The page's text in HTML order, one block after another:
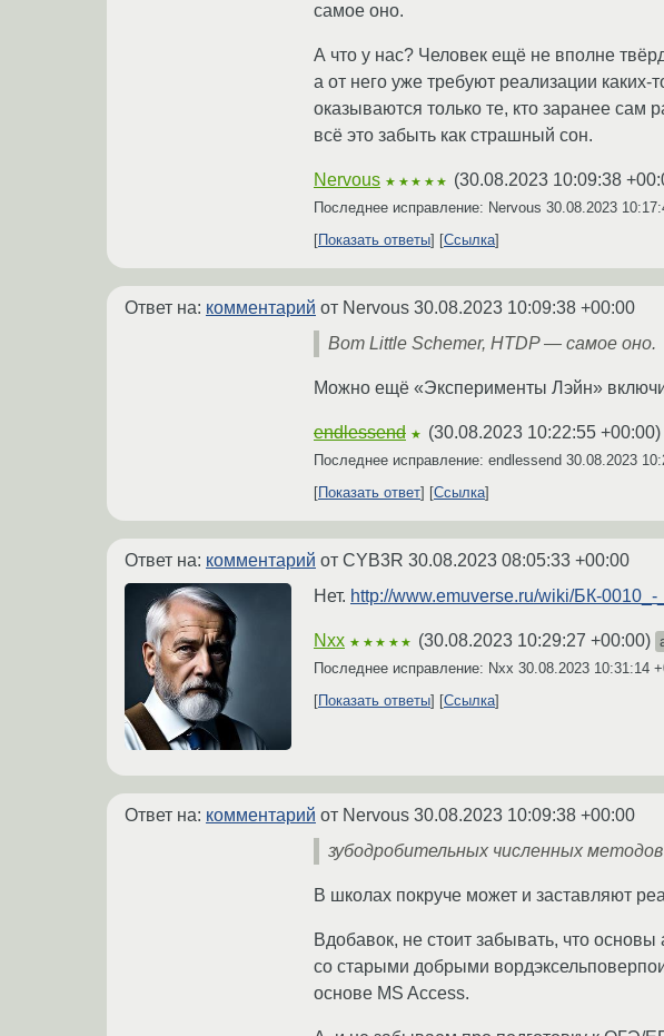
самое оно.
А что у нас? Человек ещё не вполне
а от него уже требуют реализации каких-
оказываются только те, кто заранее сам
всё это забыть как страшный сон.
Nervous ★★★★★ (30.08.2023 10:09:38
Последнее исправление: Nervous 30.08.2023
Показать ответы
Ссылка
Ответ на: комментарий от Nervous 30.08.2023 10:09:38 +00:00
Вот Little Schemer, HTDP — самое оно.
Можно ещё «Эксперименты Лэйн»
endlessend ★ (30.08.2023 10:22:55 +00:00)
Последнее исправление: endlessend 30.08.2023
Показать ответ
Ссылка
Ответ на: комментарий от CYB3R 30.08.2023 08:05:33 +00:00
Нет. http://www.emuverse.ru/wiki/БК-0010_-
Nxx ★★★★★ (30.08.2023 10:29:27 +00:00)
Последнее исправление: Nxx 30.08.2023 10:31:14
Показать ответы
Ссылка
Ответ на: комментарий от Nervous 30.08.2023 10:09:38 +00:00
зубодробительных численных методов
В школах покруче может и заставляют
Вдобавок, не стоит забывать, что
со старыми добрыми
основе MS Access.